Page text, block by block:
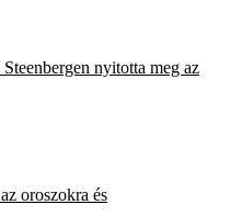
nyitotta meg az
oroszokra és